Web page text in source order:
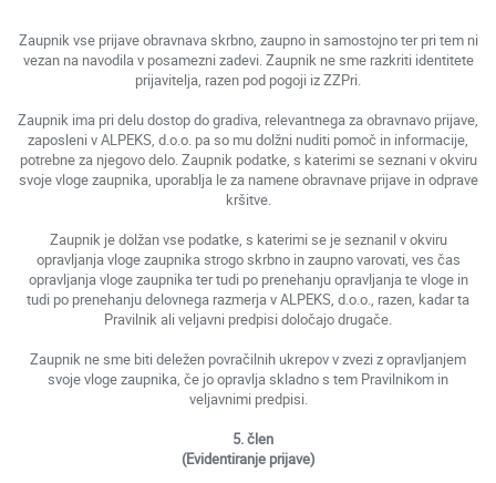
Zaupnik vse prijave obravnava skrbno, zaupno in samostojno ter pri tem ni
vezan na navodila v posamezni zadevi. Zaupnik ne sme razkriti identitete
prijavitelja, razen pod pogoji iz ZZPri.
Zaupnik ima pri delu dostop do gradiva, relevantnega za obravnavo prijave,
zaposleni v ALPEKS, d.o.o. pa so mu dolžni nuditi pomoč in informacije,
potrebne za njegovo delo. Zaupnik podatke, s katerimi se seznani v okviru
svoje vloge zaupnika, uporablja le za namene obravnave prijave in odprave
kršitve.
Zaupnik je dolžan vse podatke, s katerimi se je seznanil v okviru
opravljanja vloge zaupnika strogo skrbno in zaupno varovati, ves čas
opravljanja vloge zaupnika ter tudi po prenehanju opravljanja te vloge in
tudi po prenehanju delovnega razmerja v ALPEKS, d.o.o., razen, kadar ta
Pravilnik ali veljavni predpisi določajo drugače.
Zaupnik ne sme biti deležen povračilnih ukrepov v zvezi z opravljanjem
svoje vloge zaupnika, če jo opravlja skladno s tem Pravilnikom in
veljavnimi predpisi.
5. člen
(Evidentiranje prijave)